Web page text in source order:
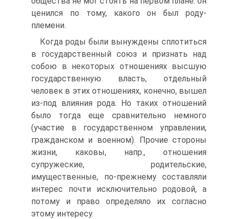
ценился по тому, какого он был роду-
племени.
Когда роды были вынуждены сплотиться
в государственный союз и признать над
собою в некоторых отношениях высшую
государственную власть, отдельный
человек в этих отношениях, конечно, вышел
из-под влияния рода. Но таких отношений
было тогда еще сравнительно немного
(участие в государственном управлении,
гражданском и военном). Прочие стороны
жизни, каковы, напр., отношения
супружеские, родительские,
имущественные, по-прежнему составляли
интерес почти исключительно родовой, а
потому и право определяло их согласно
этому интересу.